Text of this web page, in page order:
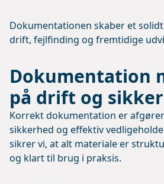
Dokumentationen skaber et
drift, fejlfinding og fremtidige
Dokumentation
på drift og
Korrekt dokumentation er
sikkerhed og effektiv
sikrer vi, at alt materiale er
og klart til brug i praksis.